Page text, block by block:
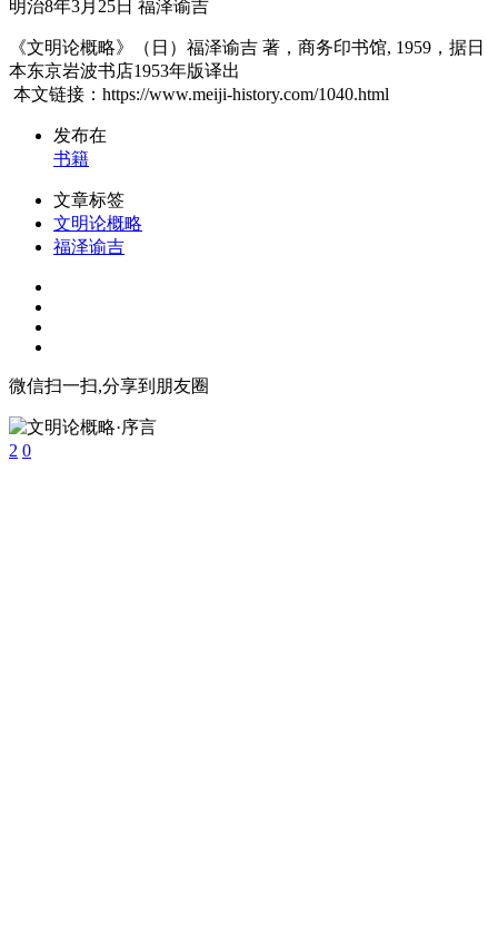
明治8年3月25日 福泽谕吉
《文明论概略》（日）福泽谕吉 著，商务印书馆, 1959，据日
本东京岩波书店1953年版译出
本文链接：https://www.meiji-history.com/1040.html
发布在
书籍
文章标签
文明论概略
福泽谕吉
微信扫一扫,分享到朋友圈
2 0